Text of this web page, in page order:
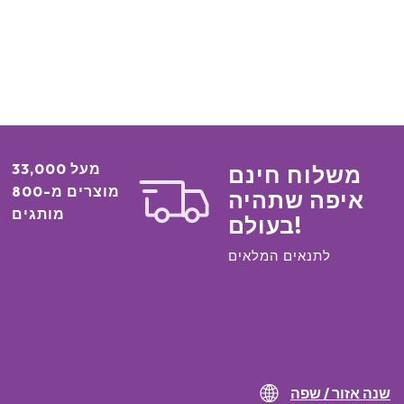
מעל 33,000
מוצרים מ-800
מותגים
משלוח חינם
איפה שתהיה
בעולם!
לתנאים המלאים
שנה אזור / שפה